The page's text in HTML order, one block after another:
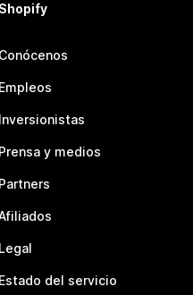
Shopify
Conócenos
Empleos
Inversionistas
Prensa y medios
Partners
Legal
Estado del servicio